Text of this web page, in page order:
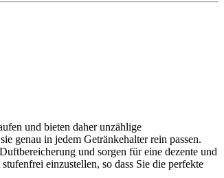
und bieten daher unzählige
genau in jedem Getränkehalter rein passen.
und sorgen für eine dezente und
einzustellen, so dass Sie die perfekte